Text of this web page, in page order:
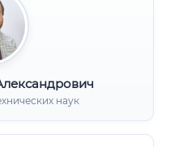
наук